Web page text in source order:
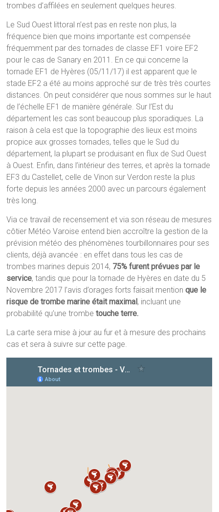
trombes d’affilées en seulement quelques heures.
Le Sud Ouest littoral n’est pas en reste non plus, la
fréquence bien que moins importante est compensée
fréquemment par des tornades de classe EF1 voire EF2
pour le cas de Sanary en 2011. En ce qui concerne la
tornade EF1 de Hyères (05/11/17) il est apparent que le
stade EF2 a été au moins approché sur de très très courtes
distances. On peut considérer que nous sommes sur le haut
de l’échelle EF1 de manière générale. Sur l’Est du
département les cas sont beaucoup plus sporadiques. La
raison à cela est que la topographie des lieux est moins
propice aux grosses tornades, telles que le Sud du
département, la plupart se produisant en flux de Sud Ouest
à Ouest. Enfin, dans l’intérieur des terres, et après la tornade
EF3 du Castellet, celle de Vinon sur Verdon reste la plus
forte depuis les années 2000 avec un parcours également
très long.
Via ce travail de recensement et via son réseau de mesures
côtier Météo Varoise entend bien accroître la gestion de la
prévision météo des phénomènes tourbillonnaires pour ses
clients, déjà avancée : en effet dans tous les cas de
trombes marines depuis 2014, 75% furent prévues par le
service, tandis que pour la tornade de Hyères en date du 5
Novembre 2017 l’avis d’orages forts faisait mentionque le
risque de trombe marine était maximal, incluant une
probabilité qu’une trombetouche terre.
La carte sera mise à jour au fur et à mesure des prochains
cas et sera à suivre sur cette page.